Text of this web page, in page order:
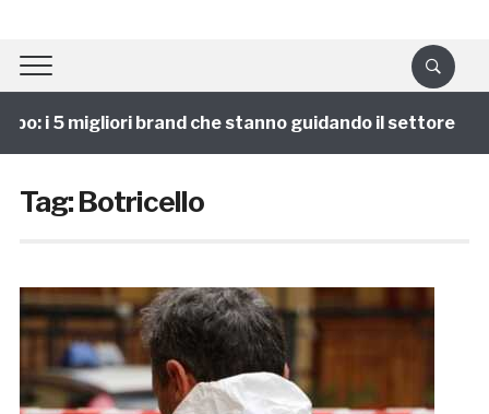
i 5 migliori brand che stanno guidando il settore
Tag:Botricello